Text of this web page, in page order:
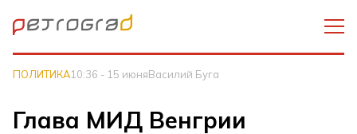
ПОЛИТИКА10:36 - 15 июняВасилий Буга
Глава МИД Венгрии